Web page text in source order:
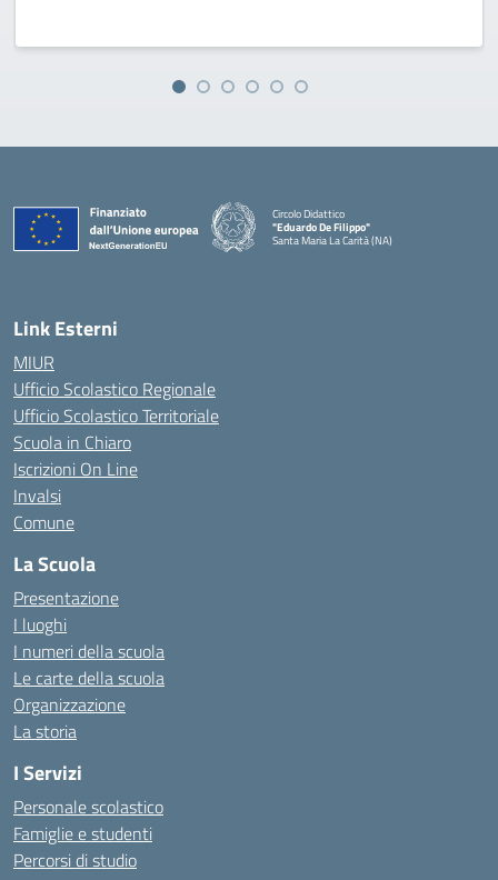
Circolo Didattico
"Eduardo De Filippo"
Santa Maria La Carità (NA)
Link Esterni
MIUR
Ufficio Scolastico Regionale
Ufficio Scolastico Territoriale
Scuola in Chiaro
Iscrizioni On Line
Invalsi
Comune
La Scuola
Presentazione
I luoghi
I numeri della scuola
Le carte della scuola
Organizzazione
La storia
I Servizi
Personale scolastico
Famiglie e studenti
Percorsi di studio